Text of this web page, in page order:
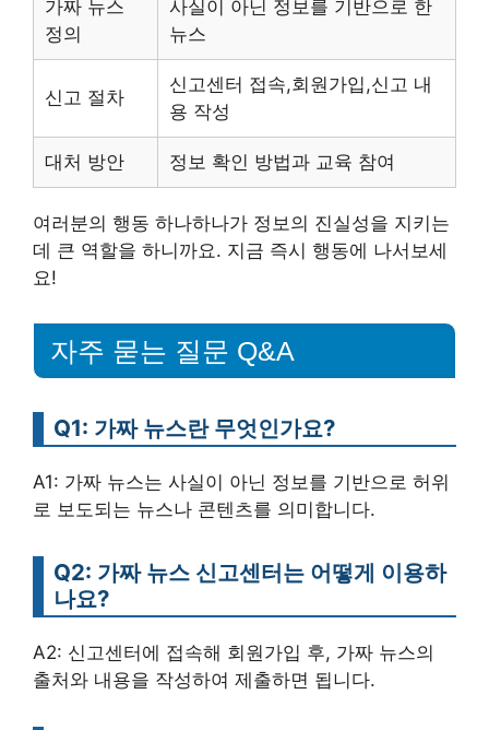
가짜 뉴스
정의
사실이 아닌 정보를 기반으로 한
뉴스
신고 절차
신고센터 접속,회원가입,신고 내
용 작성
대처 방안 정보 확인 방법과 교육 참여
여러분의 행동 하나하나가 정보의 진실성을 지키는
데 큰 역할을 하니까요. 지금 즉시 행동에 나서보세
요!
자주 묻는 질문 Q&A
Q1: 가짜 뉴스란 무엇인가요?
A1: 가짜 뉴스는 사실이 아닌 정보를 기반으로 허위
로 보도되는 뉴스나 콘텐츠를 의미합니다.
Q2: 가짜 뉴스 신고센터는 어떻게 이용하
나요?
A2: 신고센터에 접속해 회원가입 후, 가짜 뉴스의
출처와 내용을 작성하여 제출하면 됩니다.